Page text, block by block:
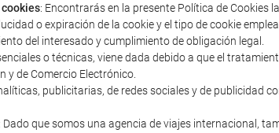
: Encontrarás en la presente Política de Cookies
o expiración de la cookie y el tipo de cookie
del interesado y cumplimiento de obligación legal.
o técnicas, viene dada debido a que el
y de Comercio Electrónico.
publicitarias, de redes sociales y de
: Dado que somos una agencia de viajes internacional,